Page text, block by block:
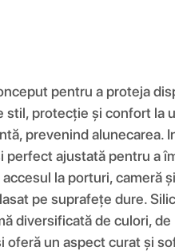
pentru a proteja
protecție și confort
prevenind
ajustată pentru a
la porturi,
pe suprafețe dure.
diversificată de culori,
un aspect curat și